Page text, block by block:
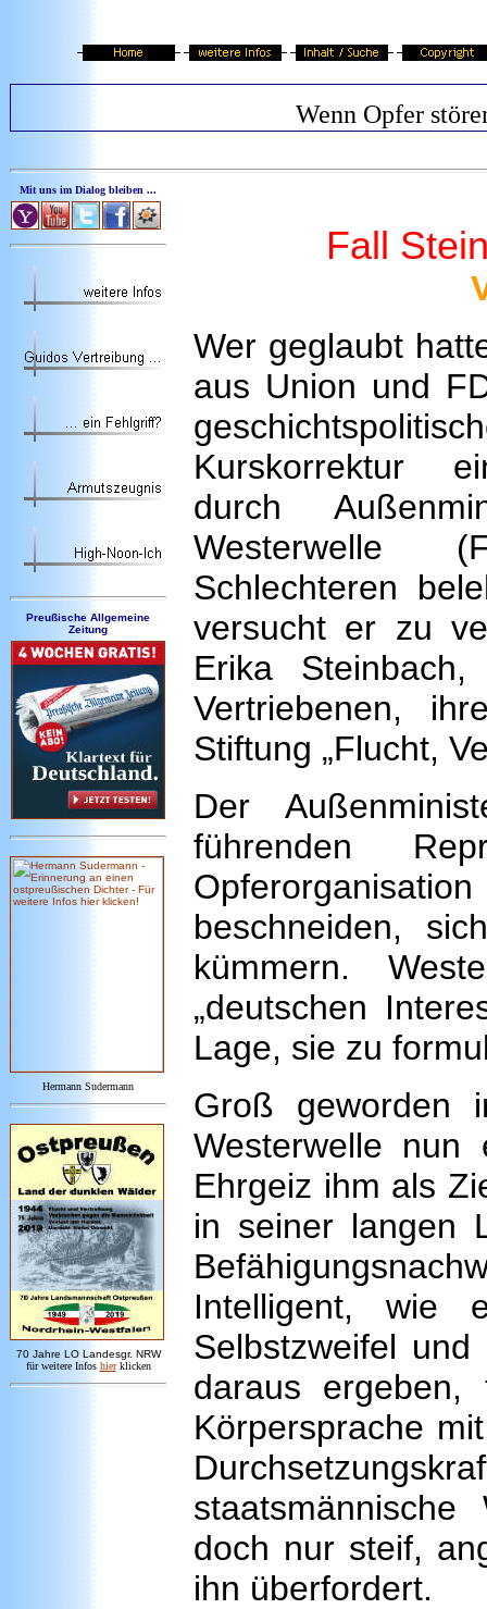
Wenn Opfer
Mit uns im Dialog bleiben ...
Preußische Allgemeine
Zeitung
Hermann Sudermann
70 Jahre LO Landesgr. NRW
für weitere Infos hier klicken
Fall
Wer geglaubt
aus Union und
Kurskorrektur
durch
Westerwelle
Schlechteren
versucht er zu
Erika
Vertriebenen,
Stiftung „Flucht,
Der
führenden
beschneiden,
kümmern.
„deutschen
Lage, sie zu
Groß geworden
Westerwelle
Ehrgeiz ihm als
in seiner langen
Intelligent,
Selbstzweifel
daraus
Körpersprache
doch nur steif,
ihn überfordert.